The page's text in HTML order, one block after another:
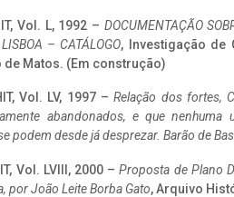
Vol. L, 1992 – DOCUMENTAÇÃO
– CATÁLOGO, Investigação de
Matos. (Em construção)
Vol. LV, 1997 –Relação dos fortes,
abandonados, e que
podem desde já desprezar. Barão de
Vol. LVIII, 2000 –Proposta de Plano
por João Leite Borba Gato, Arquivo